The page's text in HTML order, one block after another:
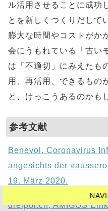
ル活用させることに成功
とを新しくつくりだして
膨大な時間やコストがか
会にうもれている「古い
は「不適切」にみえたも
用、再活用、できるもの
と、けっこうあるのかも
参考文献
Benevol, Coronavirus
angesichts der
19. März 2020.
dreipol.ch, AMIGOS